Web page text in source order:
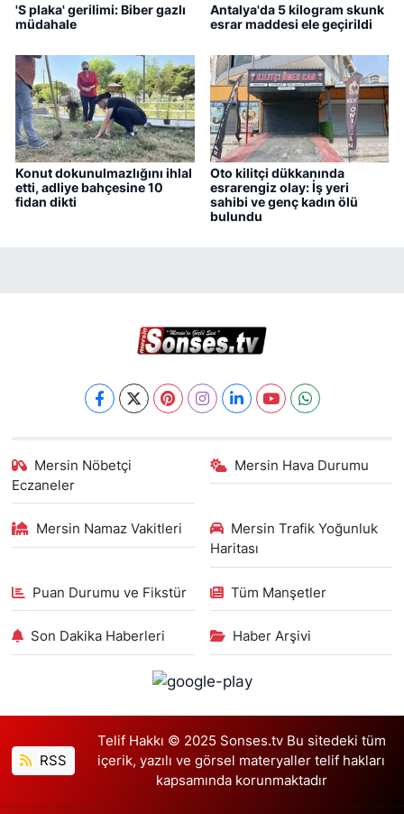
'S plaka' gerilimi: Biber gazlı
müdahale
Antalya'da 5 kilogram skunk
esrar maddesi ele geçirildi
Konut dokunulmazlığını ihlal
etti, adliye bahçesine 10
fidan dikti
Oto kilitçi dükkanında
esrarengiz olay: İş yeri
sahibi ve genç kadın ölü
bulundu
Mersin Nöbetçi
Eczaneler
Mersin Hava Durumu
Mersin Namaz Vakitleri
Mersin Trafik Yoğunluk
Haritası
Puan Durumu ve Fikstür Tüm Manşetler
Son Dakika Haberleri Haber Arşivi
RSS
Telif Hakkı © 2025 Sonses.tv Bu sitedeki tüm
içerik, yazılı ve görsel materyaller telif hakları
kapsamında korunmaktadır